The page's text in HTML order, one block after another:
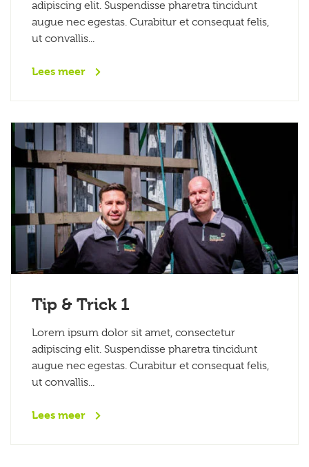
adipiscing elit. Suspendisse pharetra tincidunt
augue nec egestas. Curabitur et consequat felis,
ut convallis...
Lees meer
Tip & Trick 1
Lorem ipsum dolor sit amet, consectetur
adipiscing elit. Suspendisse pharetra tincidunt
augue nec egestas. Curabitur et consequat felis,
ut convallis...
Lees meer